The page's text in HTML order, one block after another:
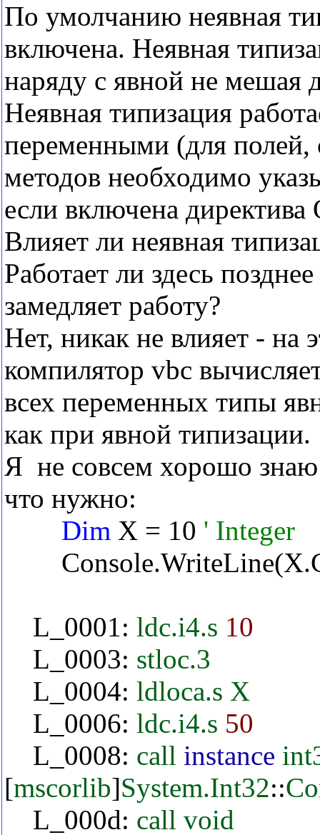
По умолчанию неявная
включена. Неявная
наряду с явной не мешая
Неявная типизация
переменными (для полей,
методов необходимо
если включена
Влияет ли неявная
Работает ли здесь
замедляет работу?
Нет, никак не влияет - на
компилятор vbc
всех переменных типы
как при явной типизации.
Я не совсем хорошо
что нужно:
Dim X = 10 ' Integer
L_0001: ldc.i4.s 10
L_0003: stloc.3
L_0004: ldloca.s X
L_0006: ldc.i4.s 50
L_0008: call instance
[mscorlib]System.Int32::
L_000d: call void